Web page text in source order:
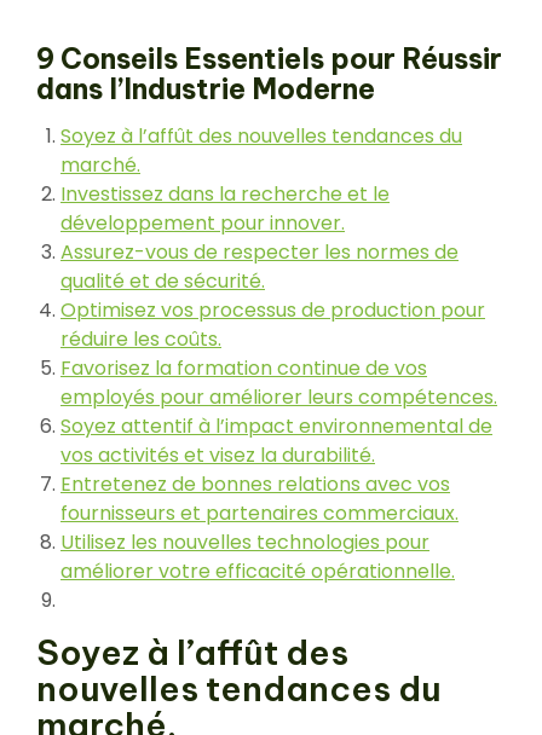
9 Conseils Essentiels pour Réussir
dans l’Industrie Moderne
Soyez à l’affût des nouvelles tendances du
marché.
Investissez dans la recherche et le
développement pour innover.
Assurez-vous de respecter les normes de
qualité et de sécurité.
Optimisez vos processus de production pour
réduire les coûts.
Favorisez la formation continue de vos
employés pour améliorer leurs compétences.
Soyez attentif à l’impact environnemental de
vos activités et visez la durabilité.
Entretenez de bonnes relations avec vos
fournisseurs et partenaires commerciaux.
Utilisez les nouvelles technologies pour
améliorer votre efficacité opérationnelle.
Soyez à l’affût des
nouvelles tendances du
marché.